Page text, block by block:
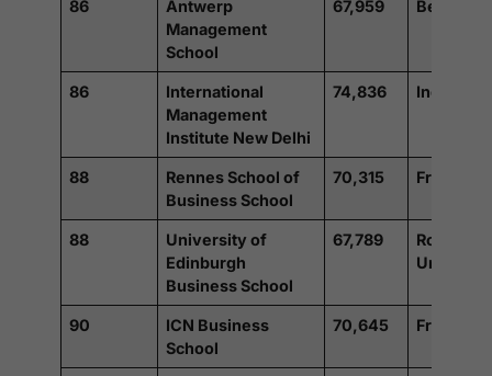
86
Antwerp
Management
School
67,959 Belgique
86
International
Management
Institute New Delhi
74,836 Inde
88
Rennes School of
Business School
70,315 France
88
University of
Edinburgh
Business School
67,789
Uni
90
ICN Business
School
70,645 France